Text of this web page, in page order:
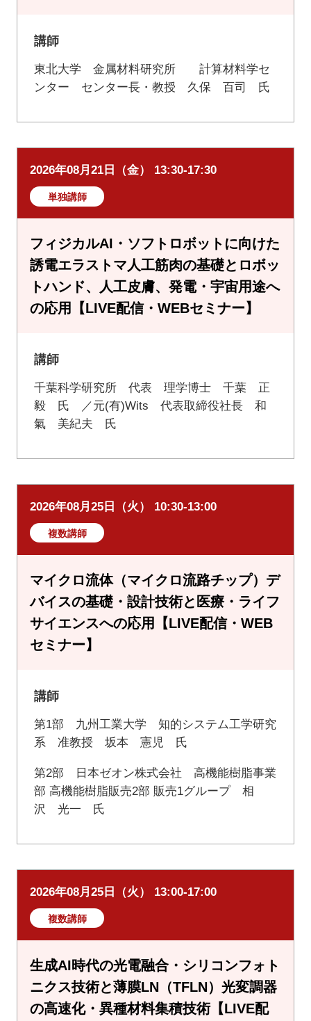
講師
東北大学 金属材料研究所 計算材料学セ
ンター センター長・教授 久保 百司 氏
2026年08月21日（金） 13:30-17:30
単独講師
フィジカルAI・ソフトロボットに向けた
誘電エラストマ人工筋肉の基礎とロボッ
トハンド、人工皮膚、発電・宇宙用途へ
の応用【LIVE配信・WEBセミナー】
講師
千葉科学研究所 代表 理学博士 千葉 正
毅 氏 ／元(有)Wits 代表取締役社長 和
氣 美紀夫 氏
2026年08月25日（火） 10:30-13:00
複数講師
マイクロ流体（マイクロ流路チップ）デ
バイスの基礎・設計技術と医療・ライフ
サイエンスへの応用【LIVE配信・WEB
セミナー】
講師
第1部 九州工業大学 知的システム工学研究
系 准教授 坂本 憲児 氏
第2部 日本ゼオン株式会社 高機能樹脂事業
部 高機能樹脂販売2部 販売1グループ 相
沢 光一 氏
2026年08月25日（火） 13:00-17:00
複数講師
生成AI時代の光電融合・シリコンフォト
ニクス技術と薄膜LN（TFLN）光変調器
の高速化・異種材料集積技術【LIVE配